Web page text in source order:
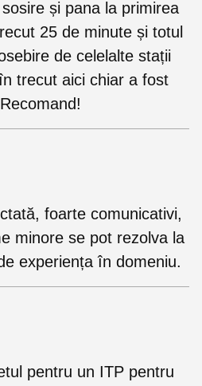
și pana la primirea
25 de minute și totul
de celelalte stații
trecut aici chiar a fost
foarte comunicativi,
minore se pot rezolva la
experiența în domeniu.
pentru un ITP pentru